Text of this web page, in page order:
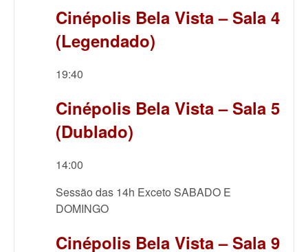
Cinépolis Bela Vista – Sala 4
(Legendado)
19:40
Cinépolis Bela Vista – Sala 5
(Dublado)
14:00
Sessão das 14h Exceto SABADO E
DOMINGO
Cinépolis Bela Vista – Sala 9